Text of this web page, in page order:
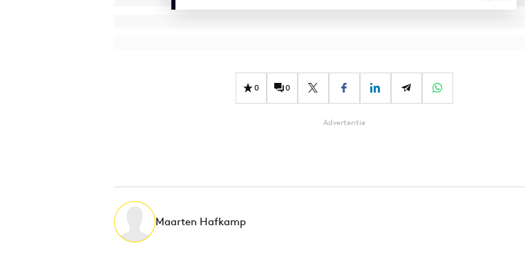
0 0
Advertentie
Maarten Hafkamp